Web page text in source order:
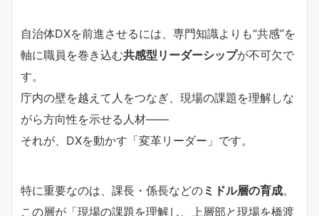
自治体DXを前進させるには、専門知識よりも“共感”を
軸に職員を巻き込む共感型リーダーシップが不可欠で
す。
庁内の壁を越えて人をつなぎ、現場の課題を理解しな
がら方向性を示せる人材――
それが、DXを動かす「変革リーダー」です。
特に重要なのは、課長・係長などのミドル層の育成。
この層が「現場の課題を理解し、上層部と現場を橋渡